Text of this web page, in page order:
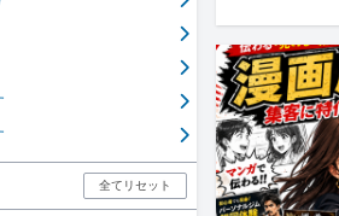
全てリセット